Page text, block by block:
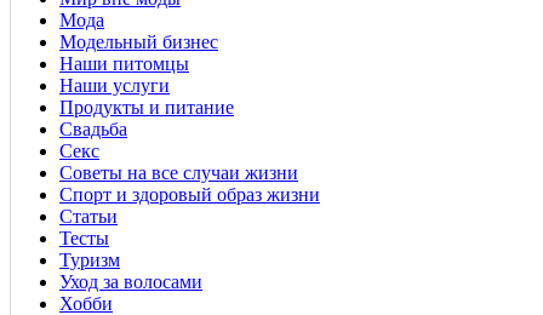
Мода
Модельный бизнес
Наши питомцы
Наши услуги
Продукты и питание
Свадьба
Секс
Советы на все случаи жизни
Спорт и здоровый образ жизни
Статьи
Тесты
Туризм
Уход за волосами
Хобби